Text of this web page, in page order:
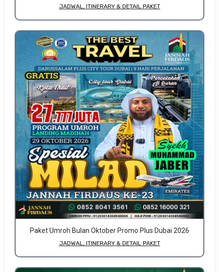
JADWAL, ITINERARY & DETAIL PAKET
Paket Umroh Bulan Oktober Promo Plus Dubai 2026
JADWAL, ITINERARY & DETAIL PAKET